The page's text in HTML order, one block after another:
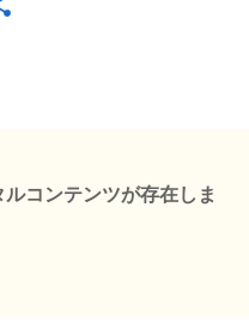
コンテンツが存在しま